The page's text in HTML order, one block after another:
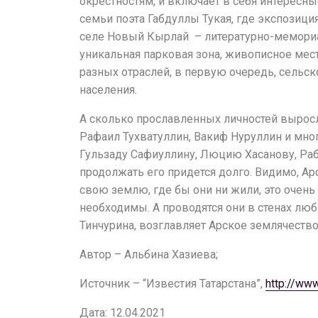
семьи поэта Габдуллы Тукая, где
селе Новый Кырлай – литературно-
уникальная парковая зона, живописное
разных отраслей, в первую очередь,
населения.
А сколько прославленных личностей
Рафаил Тухватуллин, Вакиф Нуруллин и
Гульзаду Сафиуллину, Люцию Хасанову,
продолжать его придется долго. Видимо,
свою землю, где бы они ни жили, это очень
необходимы. А проводятся они в стенах
Тинчурина, возглавляет Арское
Автор – Альбина Хазиева;
Источник – “Известия Татарстана”, http://
Дата: 12.04.2021